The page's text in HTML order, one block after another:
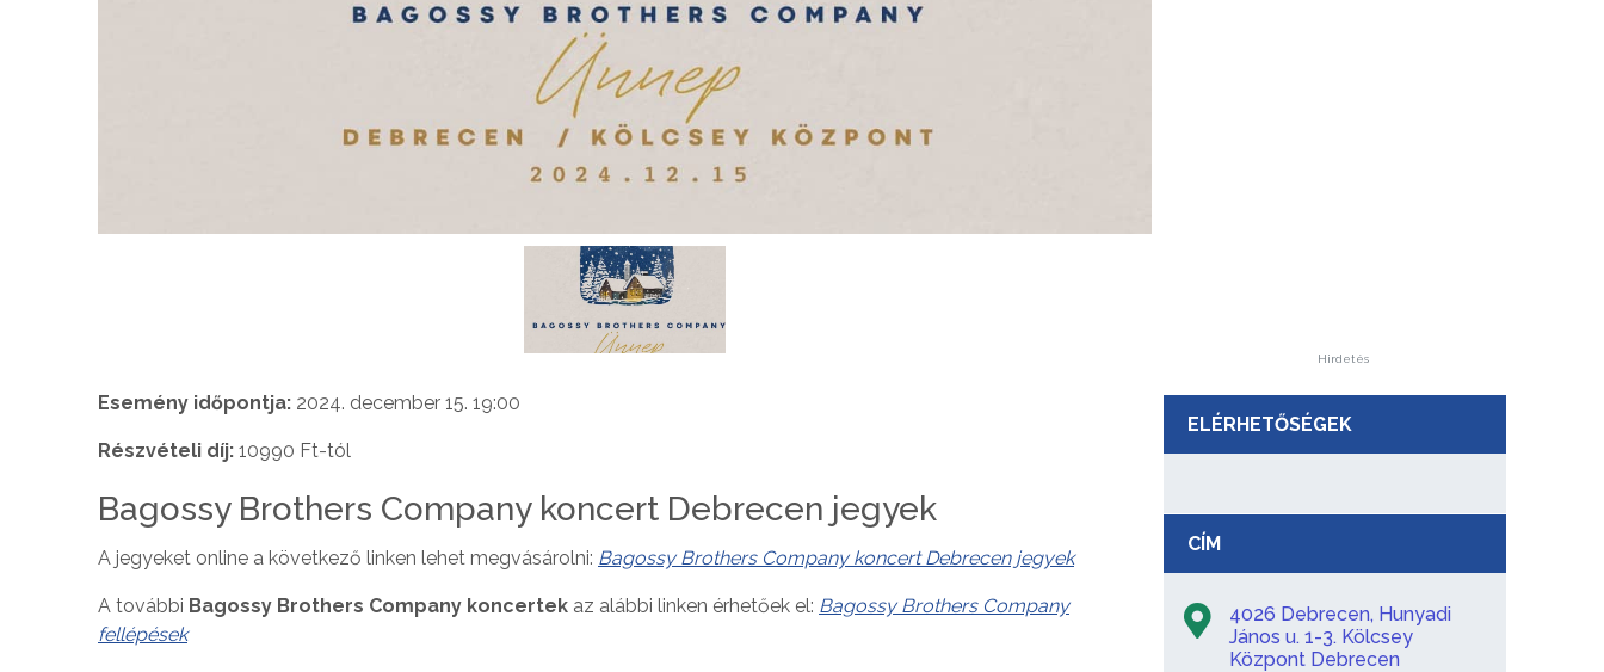
Esemény időpontja: 2024. december 15. 19:00
Részvételi díj: 10990 Ft-tól
Bagossy Brothers Company koncert Debrecen jegyek
A jegyeket online a következő linken lehet megvásárolni: Bagossy Brothers Company koncert Debrecen jegyek
A további Bagossy Brothers Company koncertek az alábbi linken érhetőek el: Bagossy Brothers Company
fellépések
Hirdetés
ELÉRHETŐSÉGEK
CÍM
4026 Debrecen, Hunyadi
János u. 1-3. Kölcsey
Központ Debrecen